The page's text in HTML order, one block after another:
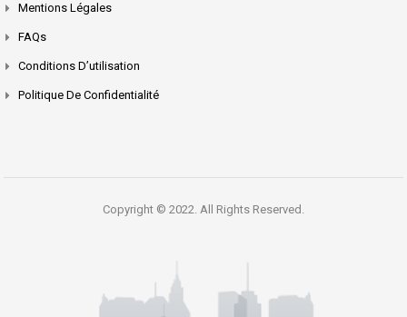
Mentions Légales
FAQs
Conditions D’utilisation
Politique De Confidentialité
Copyright © 2022. All Rights Reserved.